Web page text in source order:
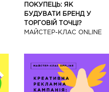
ПОКУПЕЦЬ: ЯК
БУДУВАТИ БРЕНД У
ТОРГОВІЙ ТОЧЦІ?
МАЙСТЕР-КЛАС ONLINE